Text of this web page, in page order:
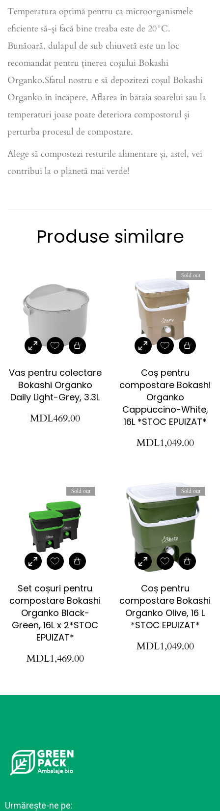
Temperatura optimă pentru ca microorganismele
eficiente să-și facă bine treaba este de 20°C.
Bunăoară, dulapul de sub chiuvetă este un loc
recomandat pentru ținerea coșului Bokashi
Organko.Sfatul nostru e să depozitezi coșul Bokashi
Organko în încăpere. Aflarea în bătaia soarelui sau la
temperaturi joase poate deteriora compostorul și
perturba procesul de compostare.
Alege să compostezi resturile alimentare și, astel, vei
contribui la o planetă mai verde!
Produse similare
Vas pentru colectare
Bokashi Organko
Daily Light-Grey, 3.3L
MDL469.00
Sold out
Coș pentru
compostare Bokashi
Organko
Cappuccino-White,
16L *STOC EPUIZAT*
MDL1,049.00
Sold out
Set coșuri pentru
compostare Bokashi
Organko Black-
Green, 16L x 2*STOC
EPUIZAT*
MDL1,469.00
Sold out
Coș pentru
compostare Bokashi
Organko Olive, 16 L
*STOC EPUIZAT*
MDL1,049.00
Urmărește-ne pe: